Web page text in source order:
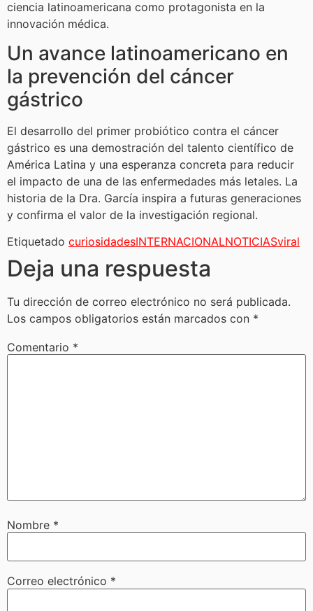
ciencia latinoamericana como protagonista en la
innovación médica.
Un avance latinoamericano en
la prevención del cáncer
gástrico
El desarrollo del primer probiótico contra el cáncer
gástrico es una demostración del talento científico de
América Latina y una esperanza concreta para reducir
el impacto de una de las enfermedades más letales. La
historia de la Dra. García inspira a futuras generaciones
y confirma el valor de la investigación regional.
Etiquetado curiosidadesINTERNACIONALNOTICIASviral
Deja una respuesta
Tu dirección de correo electrónico no será publicada.
Los campos obligatorios están marcados con *
Comentario *
Nombre *
Correo electrónico *